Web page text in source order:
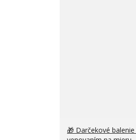
🎁 Darčekové